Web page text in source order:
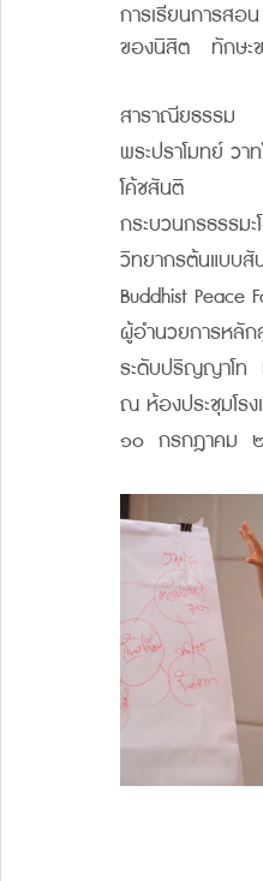
การเรียนการสอ
ของนิสิต
สาราณียธรรม
พระปราโมทย์ วา
โค้ชสันติ
กระบวนกรธรรมะ
วิทยากรต้นแบบสั
Buddhist Peace
ผู้อำนวยการหลั
ระดับปริญญาโท
ณ ห้องประชุมโร
๑๐  กรกฎาคม